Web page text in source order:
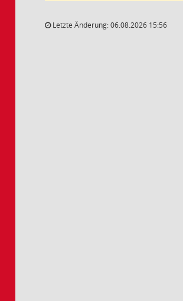
Letzte Änderung: 06.08.2026 15:56